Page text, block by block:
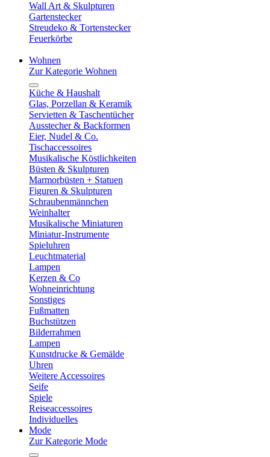
Wall Art & Skulpturen
Gartenstecker
Streudeko & Tortenstecker
Feuerkörbe
Wohnen
Zur Kategorie Wohnen
Küche & Haushalt
Glas, Porzellan & Keramik
Servietten & Taschentücher
Ausstecher & Backformen
Eier, Nudel & Co.
Tischaccessoires
Musikalische Köstlichkeiten
Büsten & Skulpturen
Marmorbüsten + Statuen
Figuren & Skulpturen
Schraubenmännchen
Weinhalter
Musikalische Miniaturen
Miniatur-Instrumente
Spieluhren
Leuchtmaterial
Lampen
Kerzen & Co
Wohneinrichtung
Sonstiges
Fußmatten
Buchstützen
Bilderrahmen
Lampen
Kunstdrucke & Gemälde
Uhren
Weitere Accessoires
Seife
Spiele
Reiseaccessoires
Individuelles
Mode
Zur Kategorie Mode